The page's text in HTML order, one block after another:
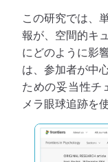
この研究では、
報が、空間的キ
にどのように影
は、参加者が中
ための妥当性チ
メラ眼球追跡を